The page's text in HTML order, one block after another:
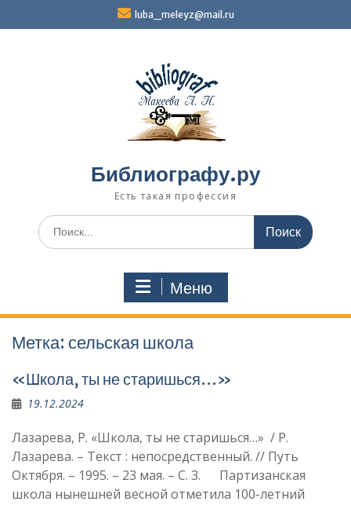
luba_meleyz@mail.ru
Библиографу.ру
Есть такая профессия
Поиск
по:
Меню
Метка: сельская школа
«Школа, ты не старишься…»
19.12.2024
Лазарева, Р. «Школа, ты не старишься…» / Р.
Лазарева. – Текст : непосредственный. // Путь
Октября. – 1995. – 23 мая. – С. 3. Партизанская
школа нынешней весной отметила 100-летний